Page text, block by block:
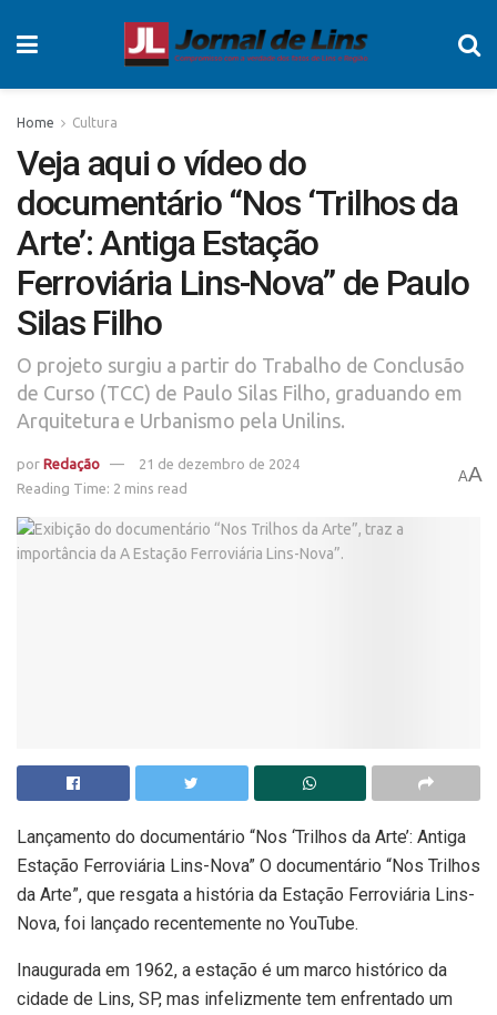
Home Cultura
Veja aqui o vídeo do
documentário “Nos ‘Trilhos da
Arte’: Antiga Estação
Ferroviária Lins-Nova” de Paulo
Silas Filho
O projeto surgiu a partir do Trabalho de Conclusão
de Curso (TCC) de Paulo Silas Filho, graduando em
Arquitetura e Urbanismo pela Unilins.
por Redação
21 de dezembro de 2024
Reading Time: 2 mins read
AA
Lançamento do documentário “Nos ‘Trilhos da Arte’: Antiga
Estação Ferroviária Lins-Nova” O documentário “Nos Trilhos
da Arte”, que resgata a história da Estação Ferroviária Lins-
Nova, foi lançado recentemente no YouTube.
Inaugurada em 1962, a estação é um marco histórico da
cidade de Lins, SP, mas infelizmente tem enfrentado um